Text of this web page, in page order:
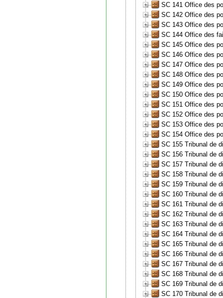
SC 141 Office des
SC 142 Office des
SC 143 Office des
SC 144 Office des
SC 145 Office des
SC 146 Office des
SC 147 Office des
SC 148 Office des
SC 149 Office des
SC 150 Office des
SC 151 Office des
SC 152 Office des
SC 153 Office des
SC 154 Office des
SC 155 Tribunal de
SC 156 Tribunal de
SC 157 Tribunal de
SC 158 Tribunal de
SC 159 Tribunal de
SC 160 Tribunal de
SC 161 Tribunal de
SC 162 Tribunal de
SC 163 Tribunal de
SC 164 Tribunal de
SC 165 Tribunal de
SC 166 Tribunal de
SC 167 Tribunal de
SC 168 Tribunal de
SC 169 Tribunal de
SC 170 Tribunal de